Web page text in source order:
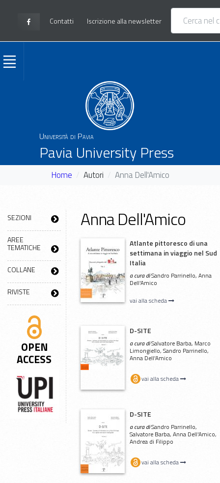
Contatti Iscrizione alla newsletter
Università di Pavia
Pavia University Press
Home Autori Anna Dell'Amico
SEZIONI
AREE
TEMATICHE
COLLANE
RIVISTE
OPEN
ACCESS
Anna Dell'Amico
Atlante pittoresco di una
settimana in viaggio nel Sud
Italia
a cura diSandro Parrinello, Anna
Dell'Amico
vai alla scheda
D-SITE
a cura diSalvatore Barba, Marco
Limongiello, Sandro Parrinello,
Anna Dell'Amico
vai alla scheda
D-SITE
a cura diSandro Parrinello,
Salvatore Barba, Anna Dell'Amico,
Andrea di Filippo
vai alla scheda